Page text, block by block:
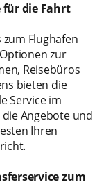
für die Fahrt
Flughafen
zur
Reisebüros
bieten die
Service im
Angebote und
Ihren
zum